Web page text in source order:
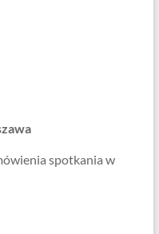
spotkania w